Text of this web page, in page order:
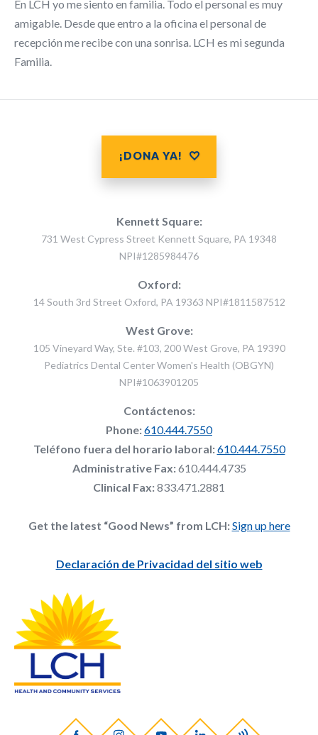
En LCH yo me siento en familia. Todo el personal es muy
amigable. Desde que entro a la oficina el personal de
recepción me recibe con una sonrisa. LCH es mi segunda
Familia.
¡DONA YA!
Kennett Square:
731 West Cypress Street Kennett Square, PA 19348
NPI#1285984476
Oxford:
14 South 3rd Street Oxford, PA 19363 NPI#1811587512
West Grove:
105 Vineyard Way, Ste. #103, 200 West Grove, PA 19390
Pediatrics Dental Center Women's Health (OBGYN)
NPI#1063901205
Contáctenos:
Phone:610.444.7550
Teléfono fuera del horario laboral:610.444.7550
Administrative Fax:610.444.4735
Clinical Fax:833.471.2881
Get the latest “Good News” from LCH:Sign up here
Declaración de Privacidad del sitio web